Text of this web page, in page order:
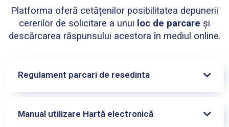
Platforma oferă cetățenilor posibilitatea depunerii
cererilor de solicitare a unui loc de parcare și
descărcarea răspunsului acestora în mediul online.
Regulament parcari de resedinta
Manual utilizare Hartă electronică